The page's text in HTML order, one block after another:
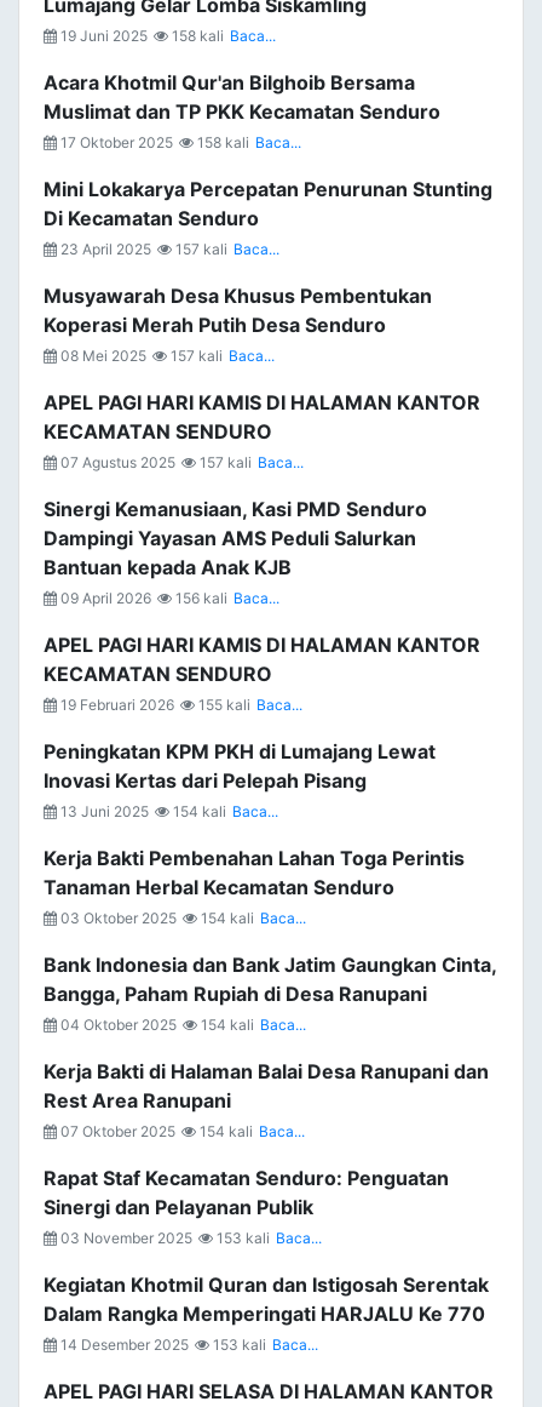
Lumajang Gelar Lomba Siskamling
19 Juni 2025 158 kali Baca...
Acara Khotmil Qur'an Bilghoib Bersama
Muslimat dan TP PKK Kecamatan Senduro
17 Oktober 2025 158 kali Baca...
Mini Lokakarya Percepatan Penurunan Stunting
Di Kecamatan Senduro
23 April 2025 157 kali Baca...
Musyawarah Desa Khusus Pembentukan
Koperasi Merah Putih Desa Senduro
08 Mei 2025 157 kali Baca...
APEL PAGI HARI KAMIS DI HALAMAN KANTOR
KECAMATAN SENDURO
07 Agustus 2025 157 kali Baca...
Sinergi Kemanusiaan, Kasi PMD Senduro
Dampingi Yayasan AMS Peduli Salurkan
Bantuan kepada Anak KJB
09 April 2026 156 kali Baca...
APEL PAGI HARI KAMIS DI HALAMAN KANTOR
KECAMATAN SENDURO
19 Februari 2026 155 kali Baca...
Peningkatan KPM PKH di Lumajang Lewat
Inovasi Kertas dari Pelepah Pisang
13 Juni 2025 154 kali Baca...
Kerja Bakti Pembenahan Lahan Toga Perintis
Tanaman Herbal Kecamatan Senduro
03 Oktober 2025 154 kali Baca...
Bank Indonesia dan Bank Jatim Gaungkan Cinta,
Bangga, Paham Rupiah di Desa Ranupani
04 Oktober 2025 154 kali Baca...
Kerja Bakti di Halaman Balai Desa Ranupani dan
Rest Area Ranupani
07 Oktober 2025 154 kali Baca...
Rapat Staf Kecamatan Senduro: Penguatan
Sinergi dan Pelayanan Publik
03 November 2025 153 kali Baca...
Kegiatan Khotmil Quran dan Istigosah Serentak
Dalam Rangka Memperingati HARJALU Ke 770
14 Desember 2025 153 kali Baca...
APEL PAGI HARI SELASA DI HALAMAN KANTOR